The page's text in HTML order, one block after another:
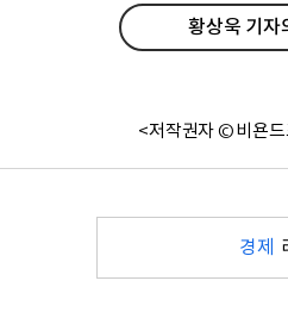
황상욱 기자
<저작권자 © 비욘드
경제